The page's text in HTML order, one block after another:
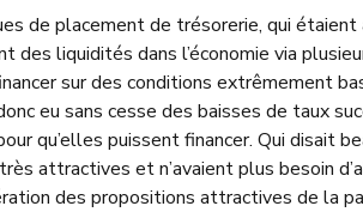
de placement de trésorerie, qui
des liquidités dans l’économie via
sur des conditions extrêmement
eu sans cesse des baisses de taux
qu’elles puissent financer. Qui
attractives et n’avaient plus besoin
des propositions attractives de la